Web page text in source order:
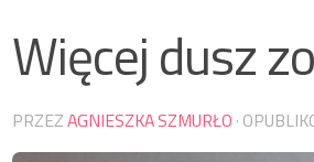
Więcej dusz
PRZEZAGNIESZKA SZMURŁO ·